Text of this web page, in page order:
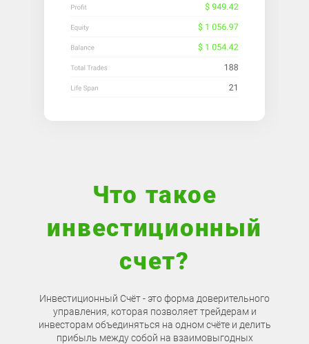
Что такое
инвестиционный
счет?
Инвестиционный Счёт - это форма доверительного
управления, которая позволяет трейдерам и
инвесторам объединяться на одном счёте и делить
прибыль между собой на взаимовыгодных